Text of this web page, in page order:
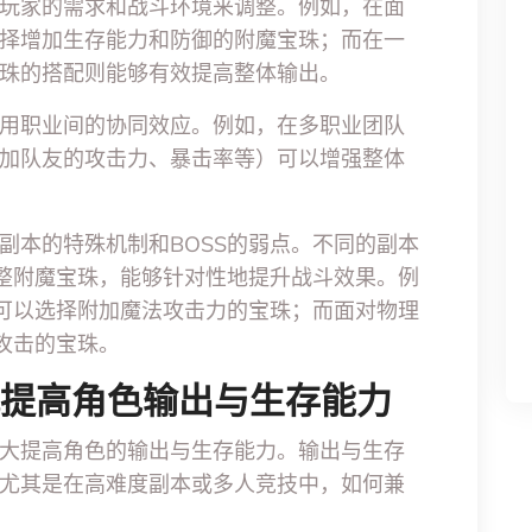
家的需求和战斗环境来调整。例如，在面
增加生存能力和防御的附魔宝珠；而在一
的搭配则能够有效提高整体输出。
职业间的协同效应。例如，在多职业团队
队友的攻击力、暴击率等）可以增强整体
本的特殊机制和BOSS的弱点。不同的副本
魔宝珠，能够针对性地提升战斗效果。例
以选择附加魔法攻击力的宝珠；而面对物理
的宝珠。
高角色输出与生存能力
提高角色的输出与生存能力。输出与生存
其是在高难度副本或多人竞技中，如何兼